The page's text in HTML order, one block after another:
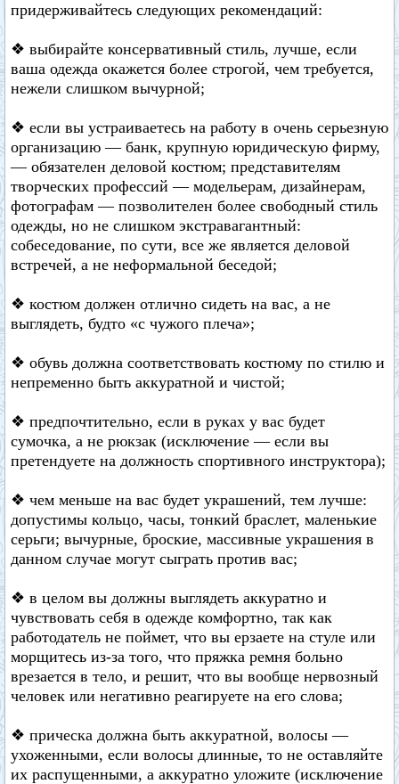
придерживайтесь следующих рекомендаций:
❖ выбирайте консервативный стиль, лучше, если
ваша одежда окажется более строгой, чем требуется,
нежели слишком вычурной;
❖ если вы устраиваетесь на работу в очень серьезную
организацию — банк, крупную юридическую фирму,
— обязателен деловой костюм; представителям
творческих профессий — модельерам, дизайнерам,
фотографам — позволителен более свободный стиль
одежды, но не слишком экстравагантный:
собеседование, по сути, все же является деловой
встречей, а не неформальной беседой;
❖ костюм должен отлично сидеть на вас, а не
выглядеть, будто «с чужого плеча»;
❖ обувь должна соответствовать костюму по стилю и
непременно быть аккуратной и чистой;
❖ предпочтительно, если в руках у вас будет
сумочка, а не рюкзак (исключение — если вы
претендуете на должность спортивного инструктора);
❖ чем меньше на вас будет украшений, тем лучше:
допустимы кольцо, часы, тонкий браслет, маленькие
серьги; вычурные, броские, массивные украшения в
данном случае могут сыграть против вас;
❖ в целом вы должны выглядеть аккуратно и
чувствовать себя в одежде комфортно, так как
работодатель не поймет, что вы ерзаете на стуле или
морщитесь из-за того, что пряжка ремня больно
врезается в тело, и решит, что вы вообще нервозный
человек или негативно реагируете на его слова;
❖ прическа должна быть аккуратной, волосы —
ухоженными, если волосы длинные, то не оставляйте
их распущенными, а аккуратно уложите (исключение